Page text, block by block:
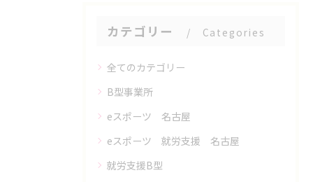
カテゴリー Categories
全てのカテゴリー
B型事業所
eスポーツ 名古屋
eスポーツ 就労支援 名古屋
就労支援B型